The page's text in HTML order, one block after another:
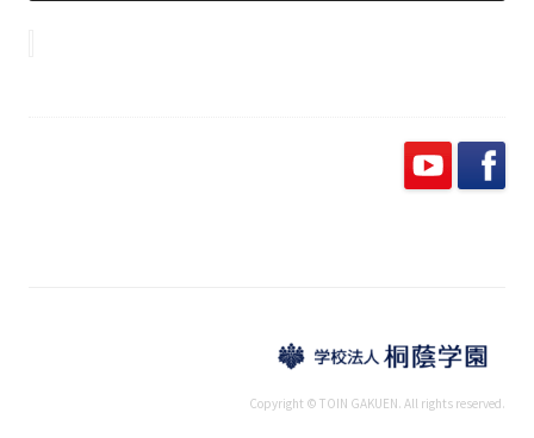
Copyright © TOIN GAKUEN. All rights reserved.